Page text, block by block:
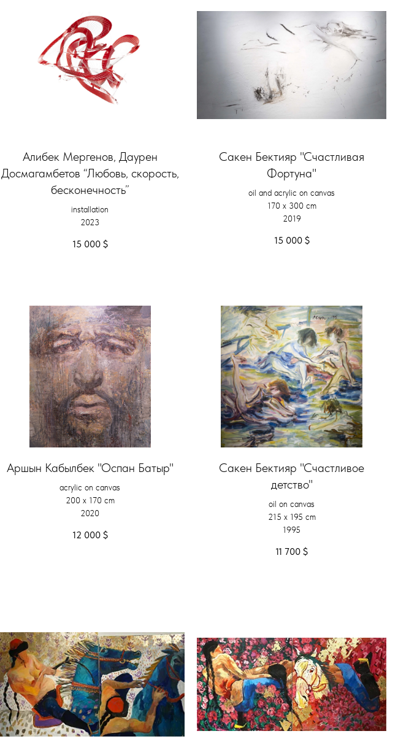
Алибек Мергенов, Даурен
Досмагамбетов “Любовь, скорость,
бесконечность”
installation
2023
15 000 $
Сакен Бектияр "Счастливая
Фортуна"
oil and acrylic on canvas
170 x 300 cm
2019
15 000 $
Аршын Кабылбек "Оспан Батыр"
acrylic on canvas
200 x 170 cm
2020
12 000 $
Сакен Бектияр "Счастливое
детство"
oil on canvas
215 x 195 cm
1995
11 700 $